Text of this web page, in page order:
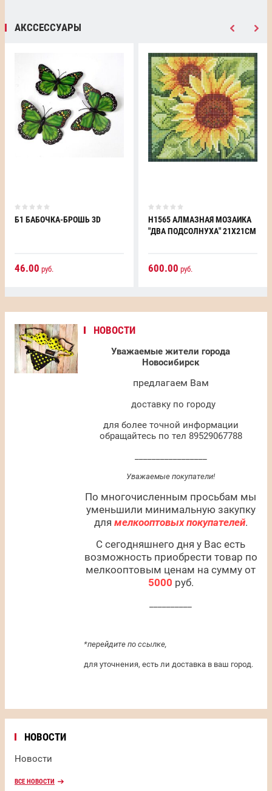
НОВОСТИ
Уважаемые жители города
Новосибирск
предлагаем Вам
доставку по городу
для более точной информации
обращайтесь по тел 89529067788
Уважаемые покупатели!
По многочисленным просьбам мы
уменьшили минимальную закупку
для мелкооптовых покупателей.
С сегодняшнего дня у Вас есть
возможность приобрести товар по
мелкооптовым ценам на сумму от
5000 руб.
*перейдите по ссылке,
для уточнения, есть ли доставка в ваш город.
НОВОСТИ
Новости
ВСЕ НОВОСТИ
АКССЕССУАРЫ
Б1 БАБОЧКА-БРОШЬ 3D
46.00 руб.
H1565 АЛМАЗНАЯ МОЗАИКА
"ДВА ПОДСОЛНУХА" 21Х21СМ
600.00 руб.